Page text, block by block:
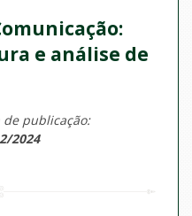
e análise de
de publicação:
2024